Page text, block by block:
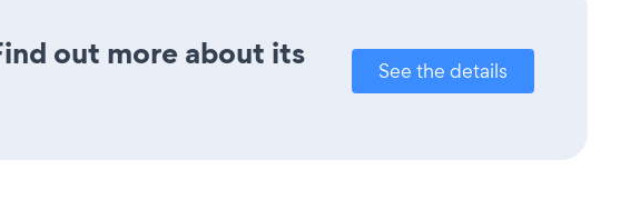
out more about its
See the details